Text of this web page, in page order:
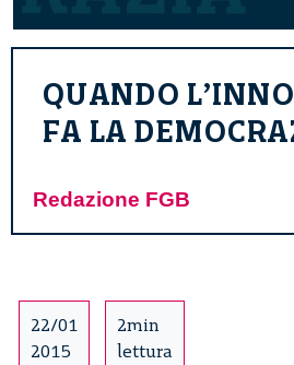
QUANDO
FA LA
Redazione FGB
22/01
2015
2min
lettura